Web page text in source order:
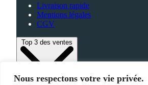
Nous respectons votre vie privée.
Livraison rapide
Mentions légales
CGV
Top 3 des ventes